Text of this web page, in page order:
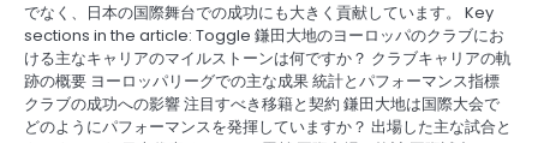
でなく、日本の国際舞台での成功にも大きく貢献しています。 Key
sections in the article: Toggle 鎌田大地のヨーロッパのクラブにお
ける主なキャリアのマイルストーンは何ですか？ クラブキャリアの軌
跡の概要 ヨーロッパリーグでの主な成果 統計とパフォーマンス指標
クラブの成功への影響 注目すべき移籍と契約 鎌田大地は国際大会で
どのようにパフォーマンスを発揮していますか？ 出場した主な試合と